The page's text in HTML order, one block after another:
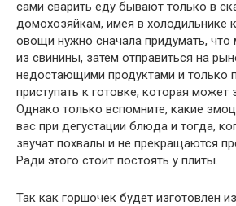
сами сварить еду бывают только в
домохозяйкам, имея в холодильнике
овощи нужно сначала придумать, что
из свинины, затем отправиться на
недостающими продуктами и только
приступать к готовке, которая может
Однако только вспомните, какие
вас при дегустации блюда и тогда,
звучат похвалы и не прекращаются
Ради этого стоит постоять у плиты.
Так как горшочек будет изготовлен